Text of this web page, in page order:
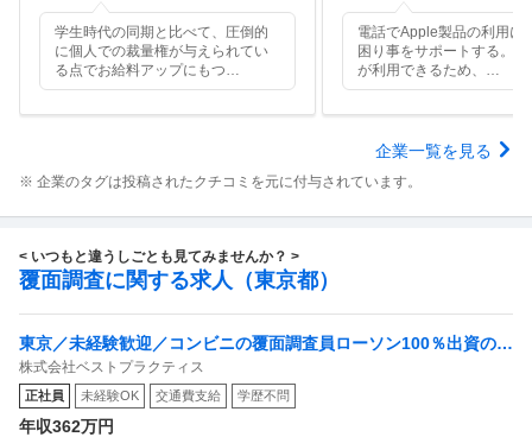
学生時代の同期と比べて、圧倒的
に個人での裁量権が与えられてい
る点でお給料アップにもつ
電話でApple製品の利用に
困り事をサポートする。画
が利用できるため、
企業一覧を見る
※ 企業のタグは投稿されたクチコミを元に付与されています。
< いつもと違うしごとも見てみませんか？ >
覆面調査に関する求人（東京都）
東京／未経験歓迎／コンビニの覆面調査員ローソン100％出資の安
定基盤／月５日在宅／残業月10時間
株式会社ベストプラクティス
正社員 未経験OK 交通費支給 学歴不問
年収362万円